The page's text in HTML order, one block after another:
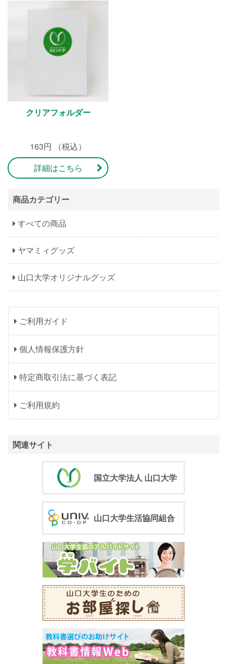
クリアフォルダー
163円 （税込）
詳細はこちら
商品カテゴリー
すべての商品
ヤマミィグッズ
山口大学オリジナルグッズ
ご利用ガイド
個人情報保護方針
特定商取引法に基づく表記
ご利用規約
関連サイト
国立大学法人 山口大学
山口大学生活協同組合